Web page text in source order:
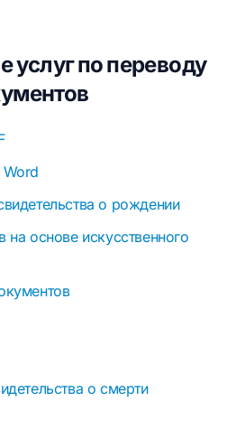
услуг по переводу
о рождении
основе искусственного
о смерти